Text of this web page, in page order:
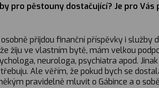
pro pěstouny dostačující? Je pro
přijdou finanční příspěvky i
žiju ve vlastním bytě, mám velkou
neurologa, psychiatra apod.
Ale věřím, že pokud bych se
pravidelně mluvit o Gábince a o